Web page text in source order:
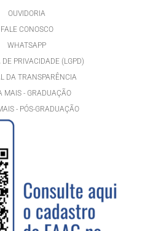
OUVIDORIA
FALE CONOSCO
WHATSAPP
DE PRIVACIDADE (LGPD)
DA TRANSPARÊNCIA
MAIS - GRADUAÇÃO
- PÓS-GRADUAÇÃO